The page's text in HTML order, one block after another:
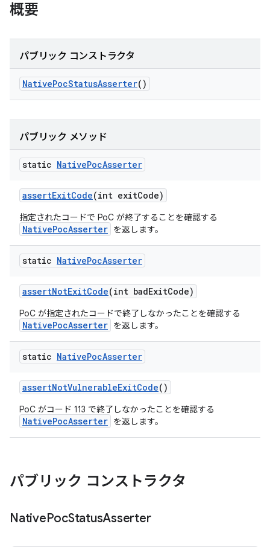
概要
パブリック コンストラクタ
NativePocStatusAsserter()
パブリック メソッド
static NativePocAsserter
assertExitCode(int exitCode)
指定されたコードで PoC が終了することを確認する
NativePocAsserter を返します。
static NativePocAsserter
assertNotExitCode(int badExitCode)
PoC が指定されたコードで終了しなかったことを確認する
NativePocAsserter を返します。
static NativePocAsserter
assertNotVulnerableExitCode()
PoC がコード 113 で終了しなかったことを確認する
NativePocAsserter を返します。
パブリック コンストラクタ
NativePocStatusAsserter